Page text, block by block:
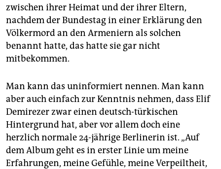
zwischen ihrer Heimat und der ihrer Eltern,
nachdem der Bundestag in einer Erklärung den
Völkermord an den Armeniern als solchen
benannt hatte, das hatte sie gar nicht
mitbekommen.
Man kann das uninformiert nennen. Man kann
aber auch einfach zur Kenntnis nehmen, dass Elif
Demirezer zwar einen deutsch-türkischen
Hintergrund hat, aber vor allem doch eine
herzlich normale 24-jährige Berlinerin ist. „Auf
dem Album geht es in erster Linie um meine
Erfahrungen, meine Gefühle, meine Verpeiltheit,